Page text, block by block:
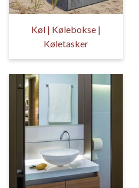
Køl | Kølebokse |
Køletasker